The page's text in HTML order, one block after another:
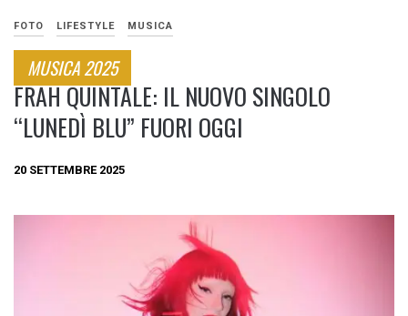
FOTO LIFESTYLE MUSICA
MUSICA 2025
FRAH QUINTALE: IL NUOVO SINGOLO
“LUNEDÌ BLU” FUORI OGGI
20 SETTEMBRE 2025